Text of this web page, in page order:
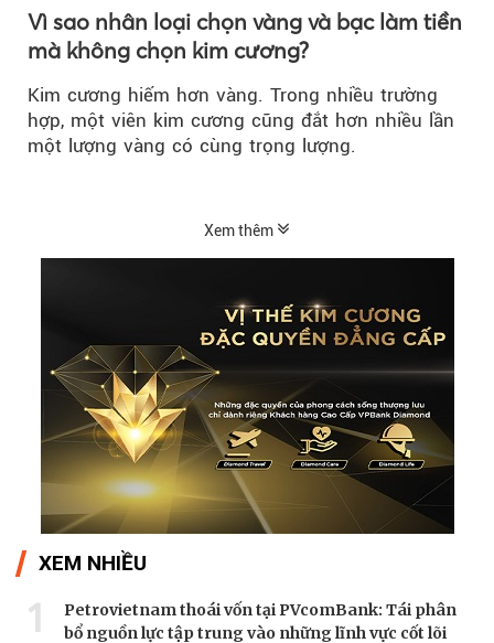
Vì sao nhân loại chọn vàng và bạc làm tiền
mà không chọn kim cương?
Kim cương hiếm hơn vàng. Trong nhiều trường
hợp, một viên kim cương cũng đắt hơn nhiều lần
một lượng vàng có cùng trọng lượng.
Xem thêm
XEM NHIỀU
1
Petrovietnam thoái vốn tại PVcomBank: Tái phân
bổ nguồn lực tập trung vào những lĩnh vực cốt lõi